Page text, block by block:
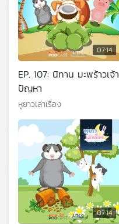
07:14
EP. 107: นิทาน มะพร้าวเจ้า
ปัญหา
หูยาวเล่าเรื่อง
07:14